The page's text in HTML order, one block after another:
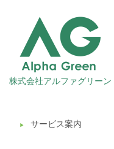
株式会社アルファグリーン
▶︎ サービス案内
観葉植物レンタル